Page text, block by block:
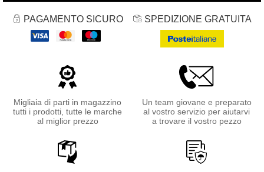
PAGAMENTO SICURO SPEDIZIONE GRATUITA
Migliaia di parti in magazzino
tutti i prodotti, tutte le marche
al miglior prezzo
Un team giovane e preparato
al vostro servizio per aiutarvi
a trovare il vostro pezzo